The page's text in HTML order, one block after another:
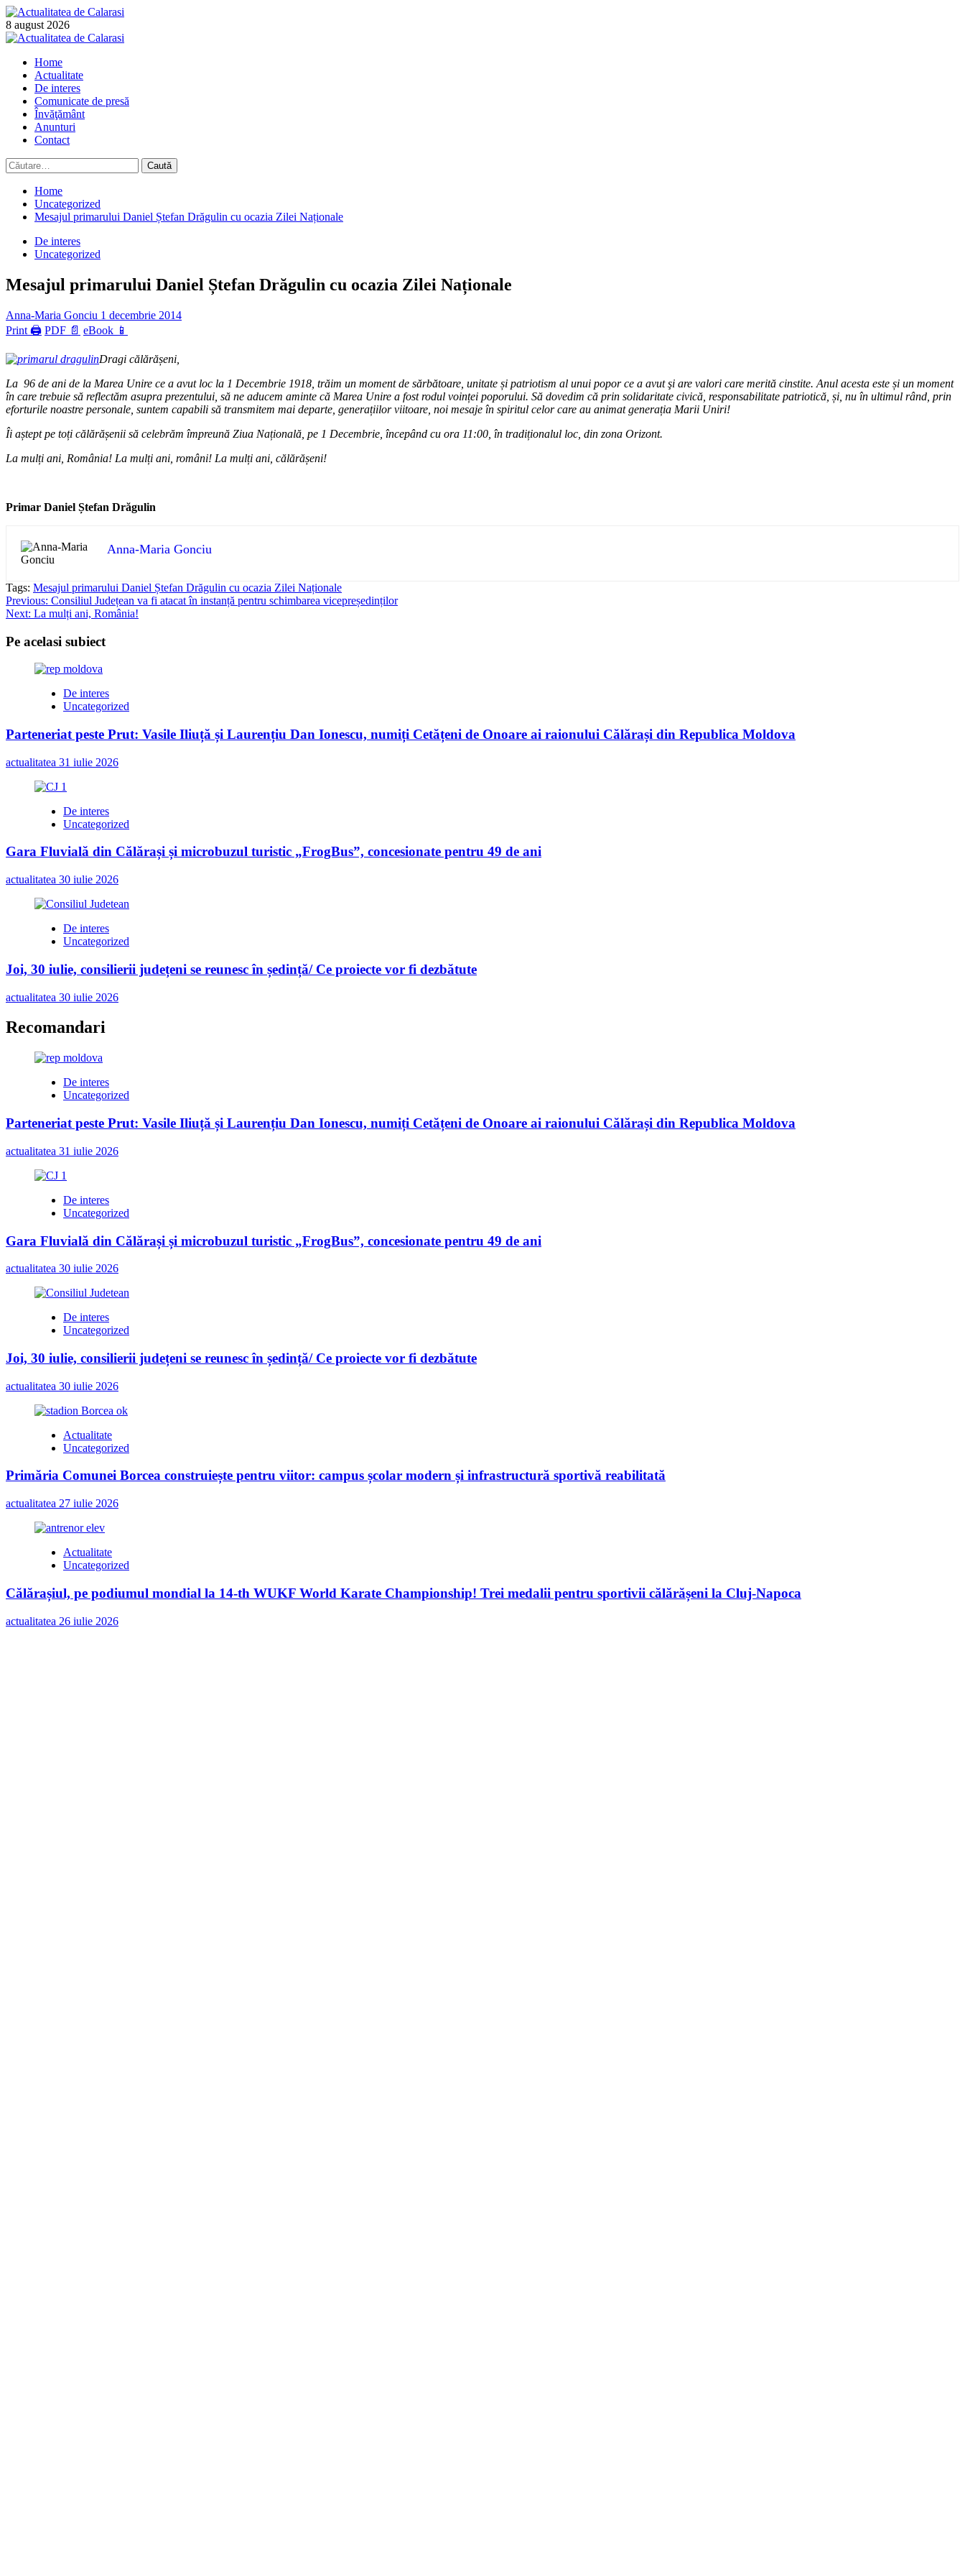
Skip
to
content
8 august 2026
Primary
Home
Actualitate
De interes
Comunicate de presă
Învăţământ
Anunturi
Contact
Caută
după:
Home
Uncategorized
Mesajul primarului Daniel Ștefan Drăgulin cu ocazia Zilei Naționale
De interes
Uncategorized
Mesajul primarului Daniel Ștefan Drăgulin cu ocazia Zilei Naționale
Anna-Maria Gonciu 1 decembrie 2014
Print 🖨 PDF 📄 eBook 📱
Dragi călărășeni,
La 96 de ani de la Marea Unire ce a avut loc la 1 Decembrie 1918, trăim un moment de sărbătoare, unitate și patriotism al unui popor ce a avut şi are valori care merită cinstite. Anul acesta este și un moment
în care trebuie să reflectăm asupra prezentului, să ne aducem aminte că Marea Unire a fost rodul voinței poporului. Să dovedim că prin solidaritate civică, responsabilitate patriotică, și, nu în ultimul rând, prin
eforturile noastre personale, suntem capabili să transmitem mai departe, generațiilor viitoare, noi mesaje în spiritul celor care au animat generația Marii Uniri!
Îi aștept pe toți călărășenii să celebrăm împreună Ziua Națională, pe 1 Decembrie, începând cu ora 11:00, în tradiționalul loc, din zona Orizont.
La mulți ani, România! La mulți ani, români! La mulți ani, călărășeni!
Primar Daniel Ștefan Drăgulin
Anna-Maria Gonciu
Tags: Mesajul primarului Daniel Ștefan Drăgulin cu ocazia Zilei Naționale
Post
navigation
Previous: Consiliul Județean va fi atacat în instanță pentru schimbarea vicepreședinților
Next: La mulți ani, România!
Pe acelasi subiect
De interes
Uncategorized
Parteneriat peste Prut: Vasile Iliuță și Laurențiu Dan Ionescu, numiți Cetățeni de Onoare ai raionului Călărași din Republica Moldova
actualitatea 31 iulie 2026
De interes
Uncategorized
Gara Fluvială din Călărași și microbuzul turistic „FrogBus”, concesionate pentru 49 de ani
actualitatea 30 iulie 2026
De interes
Uncategorized
Joi, 30 iulie, consilierii județeni se reunesc în ședință/ Ce proiecte vor fi dezbătute
actualitatea 30 iulie 2026
Recomandari
De interes
Uncategorized
Parteneriat peste Prut: Vasile Iliuță și Laurențiu Dan Ionescu, numiți Cetățeni de Onoare ai raionului Călărași din Republica Moldova
actualitatea 31 iulie 2026
De interes
Uncategorized
Gara Fluvială din Călărași și microbuzul turistic „FrogBus”, concesionate pentru 49 de ani
actualitatea 30 iulie 2026
De interes
Uncategorized
Joi, 30 iulie, consilierii județeni se reunesc în ședință/ Ce proiecte vor fi dezbătute
actualitatea 30 iulie 2026
Actualitate
Uncategorized
Primăria Comunei Borcea construiește pentru viitor: campus școlar modern și infrastructură sportivă reabilitată
actualitatea 27 iulie 2026
Actualitate
Uncategorized
Călărașiul, pe podiumul mondial la 14-th WUKF World Karate Championship! Trei medalii pentru sportivii călărășeni la Cluj-Napoca
actualitatea 26 iulie 2026